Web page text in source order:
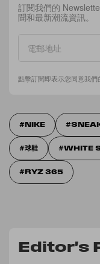
訂閱我們的
聞和最新潮流資訊。
點擊訂閱即表示您同意我們
NIKE
球鞋 WHITE
RYZ 365
Editor's